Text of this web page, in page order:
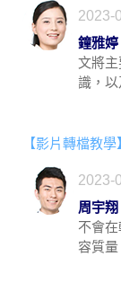
2023-
鐘雅婷
文將
識，
【影片轉檔教
2023-
周宇翔
不會
容質